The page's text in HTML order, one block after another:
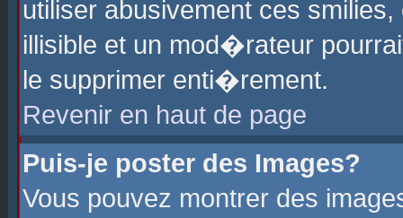
utiliser abusivement ces
illisible et un mod�rateur
le supprimer enti�rement.
Revenir en haut de page
Puis-je poster des Images?
Vous pouvez montrer des